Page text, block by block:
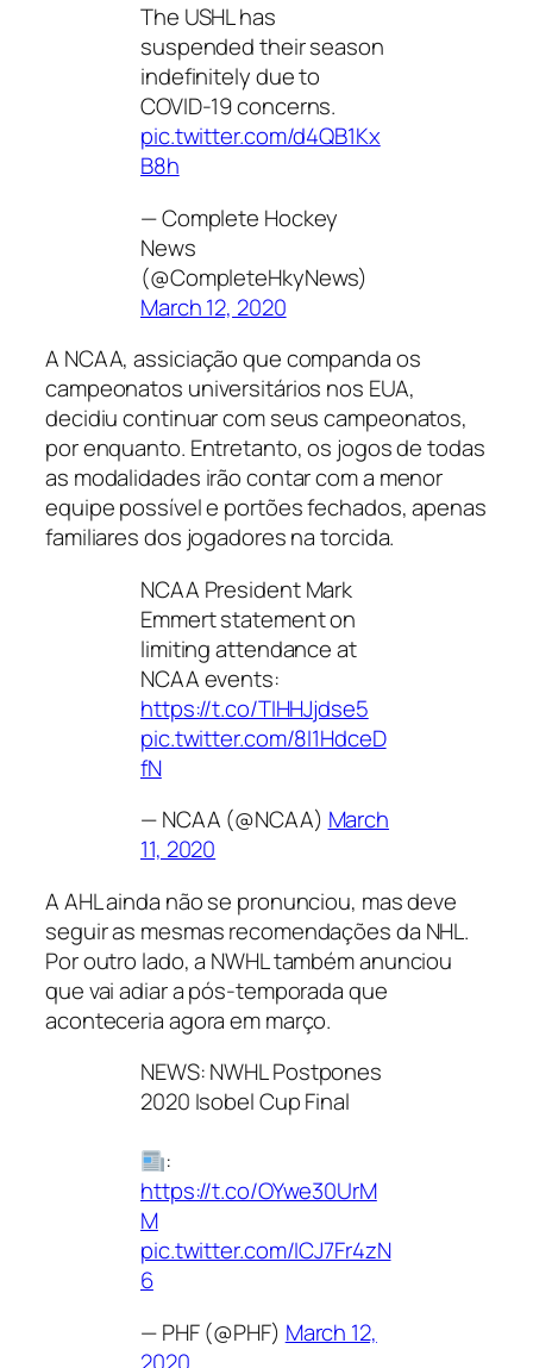
The USHL has
suspended their season
indefinitely due to
COVID-19 concerns.
pic.twitter.com/d4QB1Kx
B8h
— Complete Hockey
News
(@CompleteHkyNews)
March 12, 2020
A NCAA, assiciação que companda os
campeonatos universitários nos EUA,
decidiu continuar com seus campeonatos,
por enquanto. Entretanto, os jogos de todas
as modalidades irão contar com a menor
equipe possível e portões fechados, apenas
familiares dos jogadores na torcida.
NCAA President Mark
Emmert statement on
limiting attendance at
NCAA events:
https://t.co/TIHHJjdse5
pic.twitter.com/8I1HdceD
fN
— NCAA (@NCAA) March
11, 2020
A AHL ainda não se pronunciou, mas deve
seguir as mesmas recomendações da NHL.
Por outro lado, a NWHL também anunciou
que vai adiar a pós-temporada que
aconteceria agora em março.
NEWS: NWHL Postpones
2020 Isobel Cup Final
:
https://t.co/OYwe30UrM
M
pic.twitter.com/ICJ7Fr4zN
6
— PHF (@PHF) March 12,